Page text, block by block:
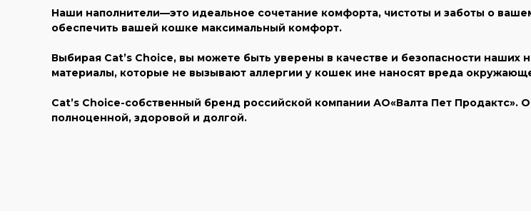
Наши наполнители—это идеальное сочетание комфорта, чистоты и заботы о
обеспечить вашей кошке максимальный комфорт.
Выбирая Cat’s Choice, вы можете быть уверены в качестве и безопасности
материалы, которые не вызывают аллергии у кошек ине наносят вреда
Cat’s Choice-собственный бренд российской компании АО«Валта Пет
полноценной, здоровой и долгой.